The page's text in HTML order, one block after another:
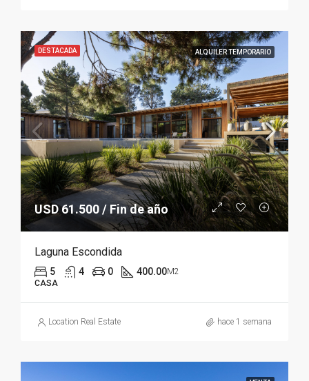
DESTACADA ALQUILER TEMPORARIO
USD 61.500 / Fin de año
Laguna Escondida
5 4 0 400.00M2
CASA
Location Real Estate hace 1 semana